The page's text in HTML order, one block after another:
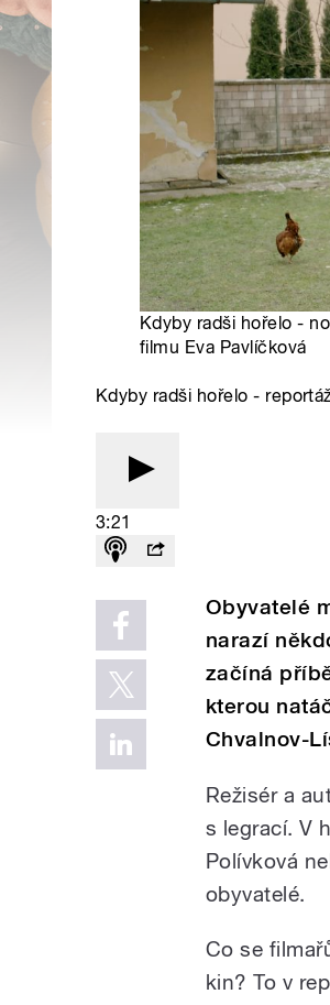
Kdyby radši hořelo -
filmu Eva Pavlíčková
Kdyby radši hořelo -
3:21
Obyvatelé
narazí
začíná
kterou
Chvalnov-
Režisér a
s legrací. V
Polívková
obyvatelé.
Co se
kin? To v